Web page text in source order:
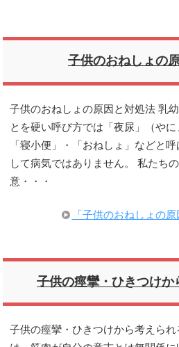
子供のおねしょの
子供のおねしょの原因と対処法 乳
とを硬い呼び方では「夜尿」（や
「寝小便」・「おねしょ」などと
して病気ではありません。 私たち
意・・・
「子供のおねしょの
子供の痙攣・ひきつけか
子供の痙攣・ひきつけから考えられ